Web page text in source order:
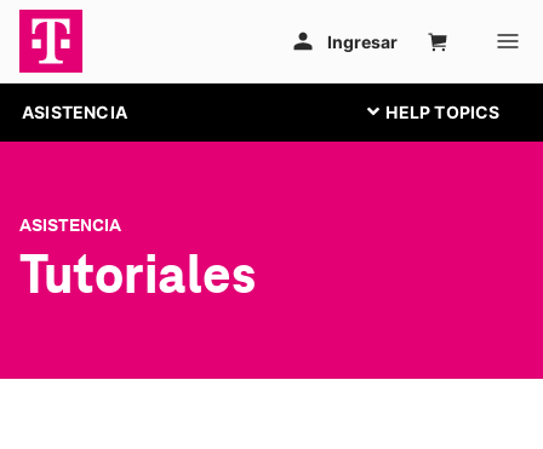
ASISTENCIA
ASISTENCIA
Tutoriales